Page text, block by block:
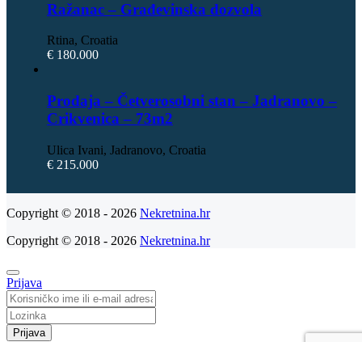
Ražanac – Građevinska dozvola
Rtina, Croatia
€ 180.000
Prodaja – Četverosobni stan – Jadranovo –
Crikvenica – 73m2
Ulica Ivani, Jadranovo, Croatia
€ 215.000
Copyright © 2018 - 2026 Nekretnina.hr
Copyright © 2018 - 2026 Nekretnina.hr
Prijava
Prijava